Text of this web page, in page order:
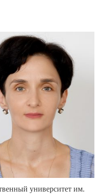
университет им.